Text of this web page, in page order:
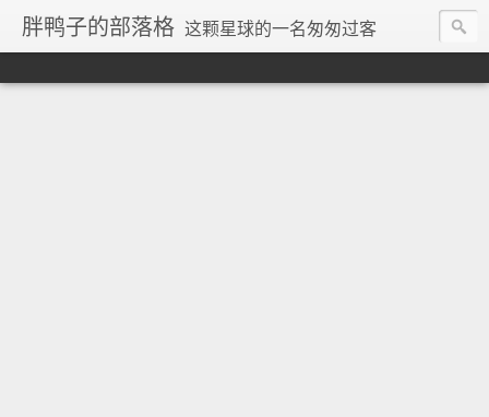
胖鸭子的部落格 这颗星球的一名匆匆过客